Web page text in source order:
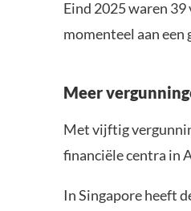
Eind 2025 waren
momenteel aan
Meer
Met vijftig
financiële centra in
In Singapore heeft